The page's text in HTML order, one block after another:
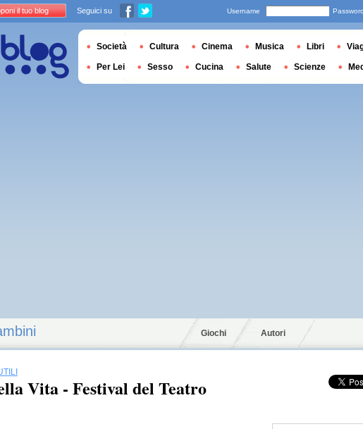
Giochi Autori
Vita - Festival del Teatro
il tuo blog Seguici su Username Password
Società Cultura Cinema Musica Libri
Per Lei Sesso Cucina Salute Scienze